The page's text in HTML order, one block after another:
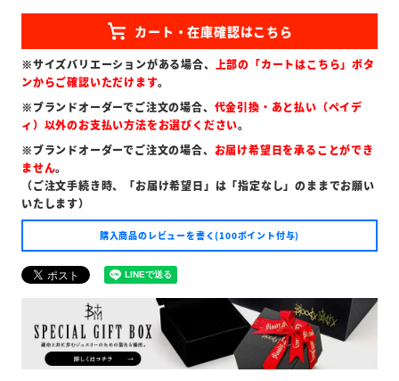
)
※サイズバリエーションがある場合、 上部の「カートはこちら」ボタ
ンからご確認いただけます。
※ブランドオーダーでご注文の場合、 代金引換・あと払い（ペイデ
ィ）以外のお支払い方法をお選びください。
※ブランドオーダーでご注文の場合、 お届け希望日を承ることができ
ません。
（ご注文手続き時、「お届け希望日」は「指定なし」のままでお願い
いたします）
購入商品のレビューを書く(100ポイント付与)